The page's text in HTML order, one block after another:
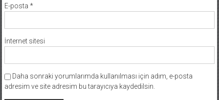
E-posta *
İnternet sitesi
Daha sonraki yorumlarımda kullanılması için adım, e-posta
adresim ve site adresim bu tarayıcıya kaydedilsin.